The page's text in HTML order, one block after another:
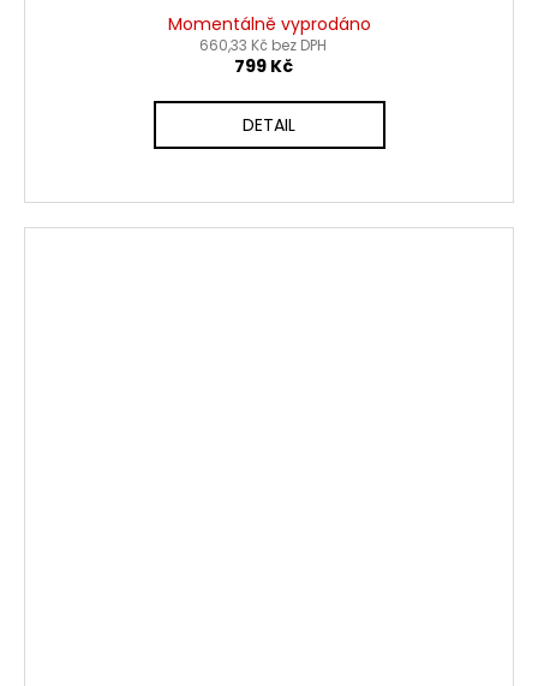
Momentálně vyprodáno
660,33 Kč bez DPH
799 Kč
DETAIL